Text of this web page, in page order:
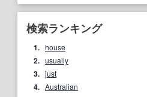
検索ランキング
1. house
2. usually
3. just
4. Australian